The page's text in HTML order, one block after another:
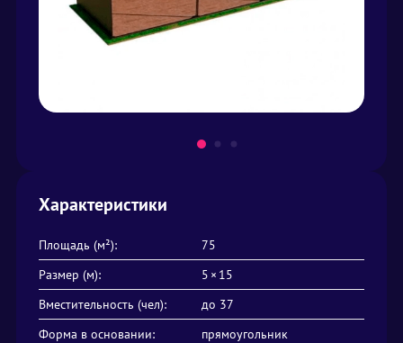
Характеристики
Площадь (м²):
75
Размер (м):
5 × 15
Вместительность (чел):
до 37
Форма в основании:
прямоугольник